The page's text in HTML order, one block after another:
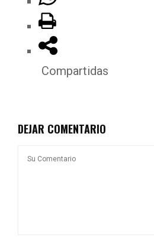
Compartidas
DEJAR COMENTARIO